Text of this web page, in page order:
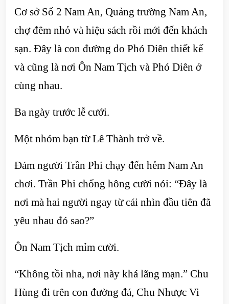
Cơ sở Số 2 Nam An, Quảng trường Nam An,
chợ đêm nhỏ và hiệu sách rồi mới đến khách
sạn. Đây là con đường do Phó Diên thiết kế
và cũng là nơi Ôn Nam Tịch và Phó Diên ở
cùng nhau.
Ba ngày trước lễ cưới.
Một nhóm bạn từ Lê Thành trở về.
Đám người Trần Phi chạy đến hẻm Nam An
chơi. Trần Phi chống hông cười nói: “Đây là
nơi mà hai người ngay từ cái nhìn đầu tiên đã
yêu nhau đó sao?”
Ôn Nam Tịch mỉm cười.
“Không tồi nha, nơi này khá lãng mạn.” Chu
Hùng đi trên con đường đá, Chu Nhược Vi